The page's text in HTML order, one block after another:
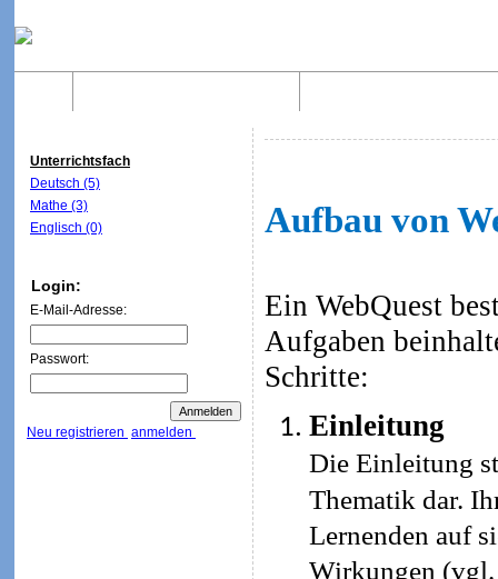
Unterrichtsfach
Deutsch (5)
Mathe (3)
Englisch (0)
Login:
E-Mail-Adresse:
Passwort:
Neu registrieren anmelden
Aufbau von
Ein WebQuest
Aufgaben
Schritte:
Einleitung
Die Einleitung
Thematik dar.
Lernenden auf
Wirkungen (vgl.